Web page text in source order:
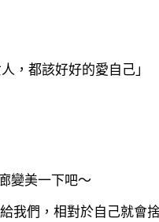
人，都該好好的愛自己」
變美一下吧～
我們，相對於自己就會